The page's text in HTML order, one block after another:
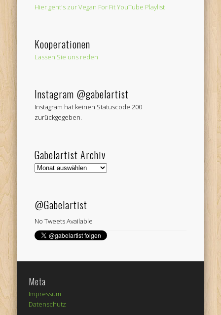
Hier geht's zur Vegan For Fit YouTube Playlist
Kooperationen
Lassen Sie uns reden
Instagram @gabelartist
Instagram hat keinen Statuscode 200
zurückgegeben.
Gabelartist Archiv
Gabelartist
@Gabelartist
No Tweets Available
Meta
Impressum
Datenschutz